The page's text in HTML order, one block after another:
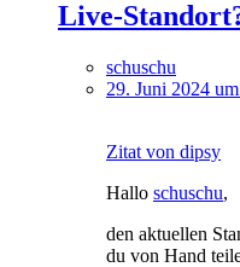
Live-
schuschu
29. Juni 2024
Zitat von dipsy
Hallo schuschu,
den aktuellen
du von Hand